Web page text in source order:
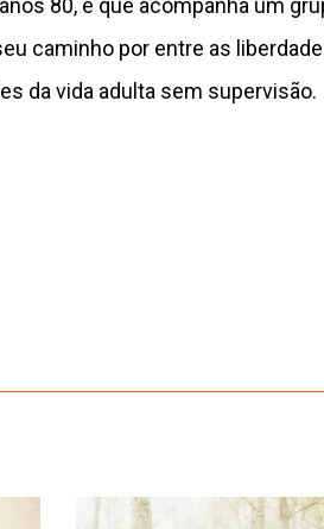
80, e que acompanha um
caminho por entre as
da vida adulta sem supervisão.